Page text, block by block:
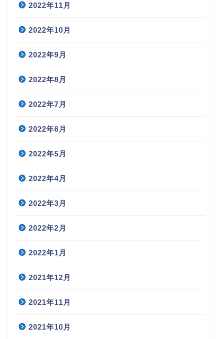
2022年11月
2022年10月
2022年9月
2022年8月
2022年7月
2022年6月
2022年5月
2022年4月
2022年3月
2022年2月
2022年1月
2021年12月
2021年11月
2021年10月